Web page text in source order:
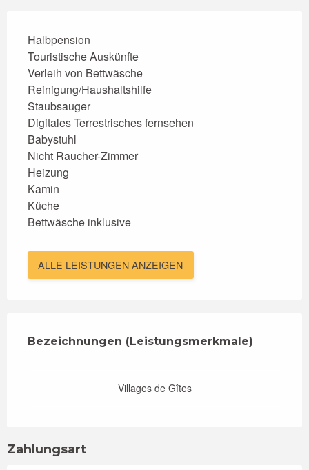
Halbpension
Touristische Auskünfte
Verleih von Bettwäsche
Reinigung/Haushaltshilfe
Staubsauger
Digitales Terrestrisches fernsehen
Babystuhl
Nicht Raucher-Zimmer
Heizung
Kamin
Küche
Bettwäsche inklusive
ALLE LEISTUNGEN ANZEIGEN
Bezeichnungen (Leistungsmerkmale)
Bezeichnungen (Leistungsmerkmale)
Villages de Gîtes
Zahlungsart